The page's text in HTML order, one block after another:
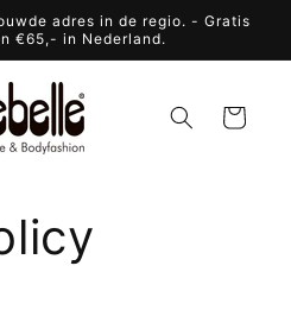
adres in de regio. - Gratis
€65,- in Nederland.
Winkelwagen